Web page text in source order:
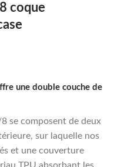
coque
une double couche de
se composent de deux
sur laquelle nos
et une couverture
TPU absorbant les